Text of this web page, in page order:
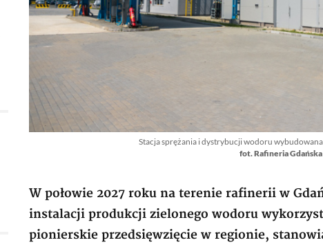
Stacja sprężania i dystrybucji wodoru
fot. Rafineria Gdańska
W połowie 2027 roku na terenie rafinerii w
instalacji produkcji zielonego wodoru
pionierskie przedsięwzięcie w regionie,